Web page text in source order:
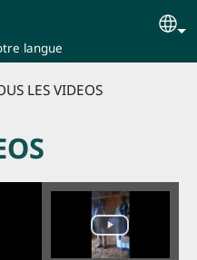
langue
LES VIDEOS